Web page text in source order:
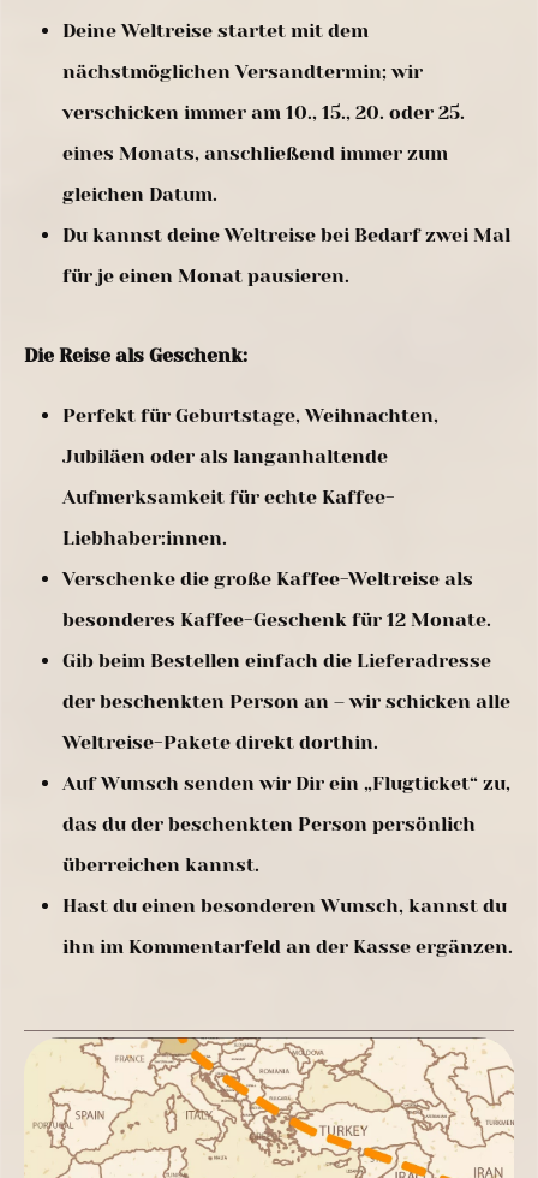
Deine Weltreise startet mit dem
nächstmöglichen Versandtermin; wir
verschicken immer am 10., 15., 20. oder 25.
eines Monats, anschließend immer zum
gleichen Datum.
Du kannst deine Weltreise bei Bedarf zwei Mal
für je einen Monat pausieren.
Die Reise als Geschenk:
Perfekt für Geburtstage, Weihnachten,
Jubiläen oder als langanhaltende
Aufmerksamkeit für echte Kaffee-
Liebhaber:innen.
Verschenke die große Kaffee-Weltreise als
besonderes Kaffee-Geschenk für 12 Monate.
Gib beim Bestellen einfach die Lieferadresse
der beschenkten Person an – wir schicken alle
Weltreise-Pakete direkt dorthin.
Auf Wunsch senden wir Dir ein „Flugticket“ zu,
das du der beschenkten Person persönlich
überreichen kannst.
Hast du einen besonderen Wunsch, kannst du
ihn im Kommentarfeld an der Kasse ergänzen.